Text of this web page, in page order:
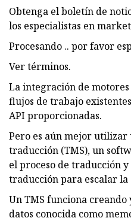
Obtenga el boletín de
los especialistas en
Procesando .. por favor
Ver términos.
La integración de
flujos de trabajo
API proporcionadas.
Pero es aún mejor utilizar
traducción (TMS), un
el proceso de traducción
traducción para escalar
Un TMS funciona creando
datos conocida como